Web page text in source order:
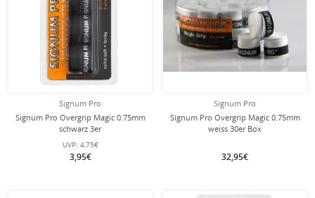
Signum Pro
Signum Pro Overgrip Magic 0.75mm
schwarz 3er
UVP: 4,75€
3,95€
Signum Pro
Signum Pro Overgrip Magic 0.75mm
weiss 30er Box
32,95€